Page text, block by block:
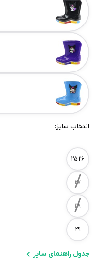
انتخاب سایز:
Size
/
/
جدول راهنمای سایز